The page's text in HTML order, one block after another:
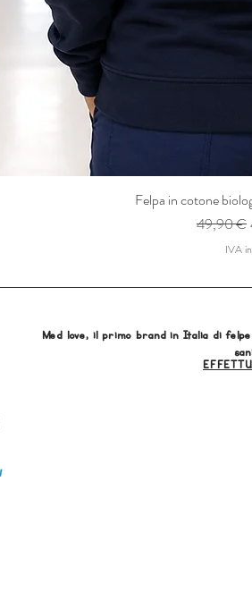
Felpa in cotone
Prezzo
49,90 €
IVA
Med love, il primo brand in Italia di